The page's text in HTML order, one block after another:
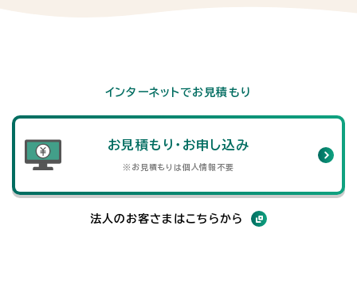
インターネットでお見積もり
お見積もり・お申し込み
※お見積もりは個人情報不要
法人のお客さまはこちらから